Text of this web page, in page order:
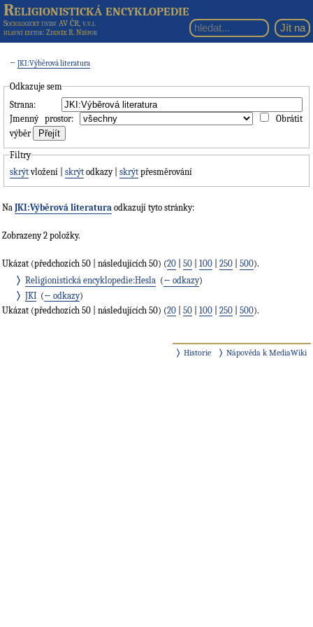
Religionistická encyklopedie
Sociologický ústav AV ČR, v.v.i.
hlavní editor: Zdeněk R. Nešpor
←JKI:Výběrová literatura
Odkazuje sem
Strana:
Jmenný prostor:
Obrátit
výběr
Filtry
skrýtvložení |skrýt odkazy |skrýt přesměrování
Na JKI:Výběrová literatura odkazují tyto stránky:
Zobrazeny 2 položky.
Ukázat (předchozích 50 | následujících 50) (20 50 100 250 500).
Religionistická encyklopedie:Hesla (← odkazy)
JKI (← odkazy)
Ukázat (předchozích 50 | následujících 50) (20 50 100 250 500).
Historie Nápověda k MediaWiki